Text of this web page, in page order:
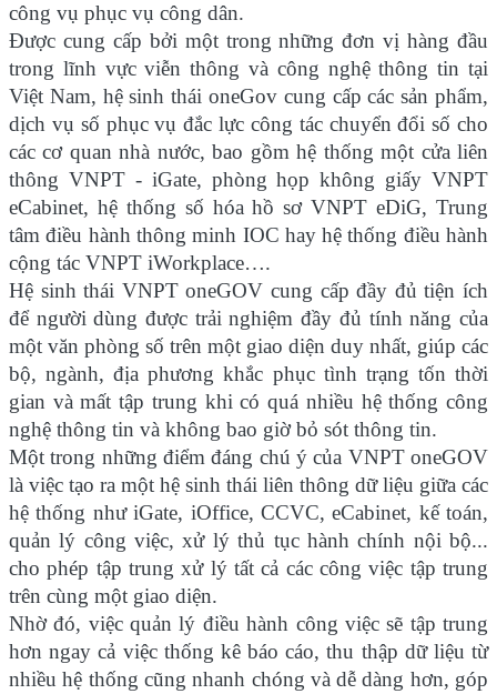
công vụ phục vụ công dân.
Được cung cấp bởi một trong những đơn vị hàng đầu
trong lĩnh vực viễn thông và công nghệ thông tin tại
Việt Nam, hệ sinh thái oneGov cung cấp các sản phẩm,
dịch vụ số phục vụ đắc lực công tác chuyển đổi số cho
các cơ quan nhà nước, bao gồm hệ thống một cửa liên
thông VNPT - iGate, phòng họp không giấy VNPT
eCabinet, hệ thống số hóa hồ sơ VNPT eDiG, Trung
tâm điều hành thông minh IOC hay hệ thống điều hành
cộng tác VNPT iWorkplace….
Hệ sinh thái VNPT oneGOV cung cấp đầy đủ tiện ích
để người dùng được trải nghiệm đầy đủ tính năng của
một văn phòng số trên một giao diện duy nhất, giúp các
bộ, ngành, địa phương khắc phục tình trạng tốn thời
gian và mất tập trung khi có quá nhiều hệ thống công
nghệ thông tin và không bao giờ bỏ sót thông tin.
Một trong những điểm đáng chú ý của VNPT oneGOV
là việc tạo ra một hệ sinh thái liên thông dữ liệu giữa các
hệ thống như iGate, iOffice, CCVC, eCabinet, kế toán,
quản lý công việc, xử lý thủ tục hành chính nội bộ...
cho phép tập trung xử lý tất cả các công việc tập trung
trên cùng một giao diện.
Nhờ đó, việc quản lý điều hành công việc sẽ tập trung
hơn ngay cả việc thống kê báo cáo, thu thập dữ liệu từ
nhiều hệ thống cũng nhanh chóng và dễ dàng hơn, góp